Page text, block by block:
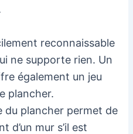
reconnaissable
ne supporte rien. Un
également un jeu
plancher.
du plancher permet de
d’un mur s’il est